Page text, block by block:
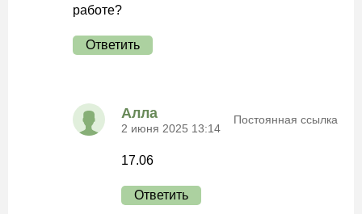
работе?
Ответить
Алла
2 июня 2025 13:14
Постоянная ссылка
17.06
Ответить